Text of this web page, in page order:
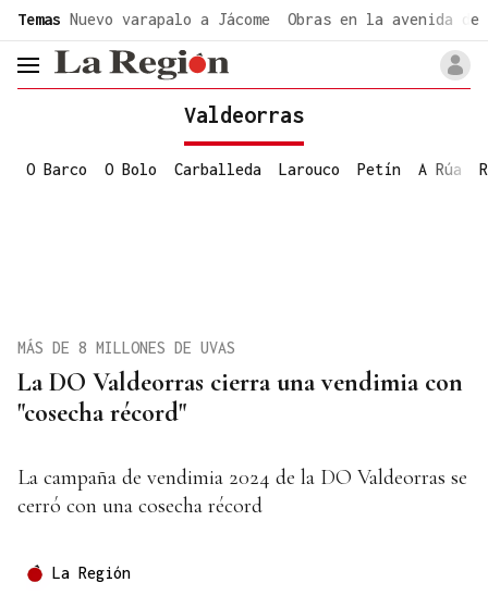
Temas Nuevo varapalo a Jácome Obras en la avenida de
header.menu.open
Valdeorras
O Barco O Bolo Carballeda Larouco Petín A Rúa
La DO Valdeorras cierra una vendimia con
"cosecha récord"
MÁS DE 8 MILLONES DE UVAS
La campaña de vendimia 2024 de la DO Valdeorras se
cerró con una cosecha récord
La Región